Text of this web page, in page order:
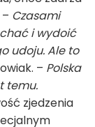
Czasami
i wydoić
udoju. Ale to
– Polska
temu.
zjedzenia